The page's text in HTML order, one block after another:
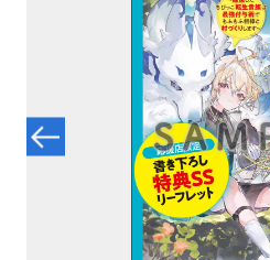
コミック・ラノベ
プロレス